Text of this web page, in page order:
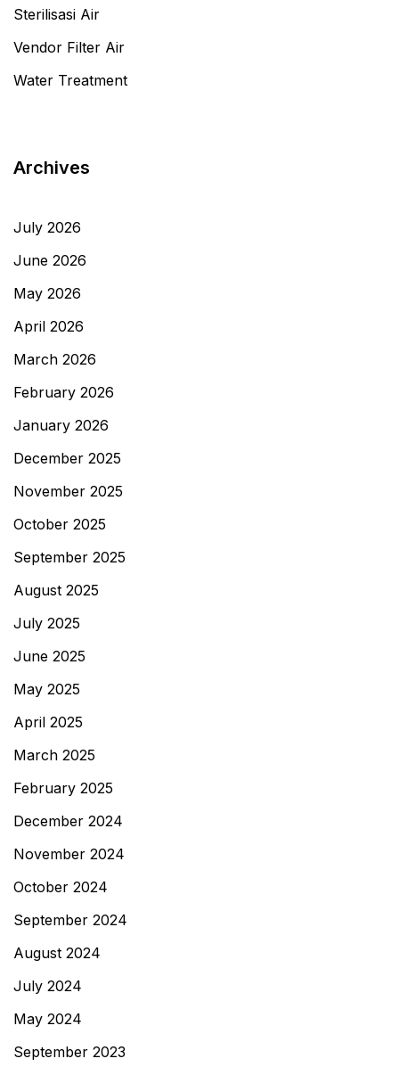
Sterilisasi Air
Vendor Filter Air
Water Treatment
Archives
July 2026
June 2026
May 2026
April 2026
March 2026
February 2026
January 2026
December 2025
November 2025
October 2025
September 2025
August 2025
July 2025
June 2025
May 2025
April 2025
March 2025
February 2025
December 2024
November 2024
October 2024
September 2024
August 2024
July 2024
May 2024
September 2023